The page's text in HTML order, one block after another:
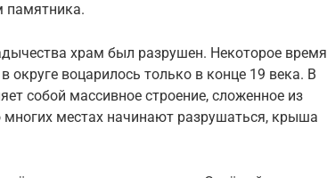
памятника.
храм был разрушен. Некоторое время
округе воцарилось только в конце 19 века. В
собой массивное строение, сложенное из
многих местах начинают разрушаться, крыша